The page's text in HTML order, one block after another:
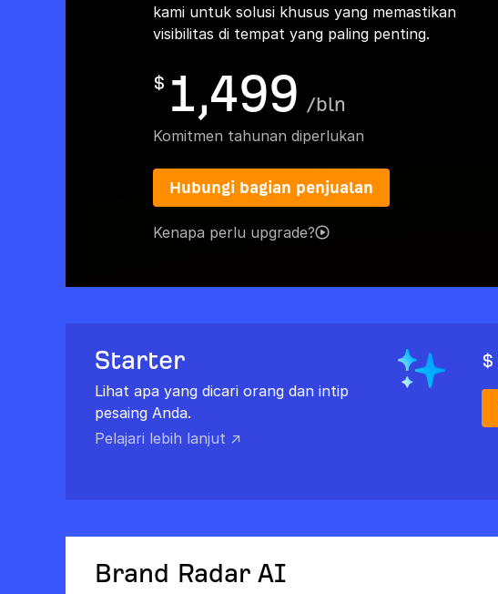
kami untuk solusi khusus yang memastikan
visibilitas di tempat yang paling penting.
$ 1,499 /bln
Komitmen tahunan diperlukan
Hubungi bagian penjualan
Kenapa perlu upgrade?
Starter
Lihat apa yang dicari orang dan intip
pesaing Anda.
Pelajari lebih lanjut ↗
$
Brand Radar AI